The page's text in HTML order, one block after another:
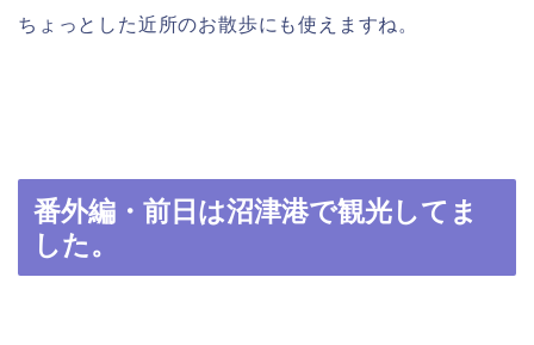
ちょっとした近所のお散歩にも使えますね。
番外編・前日は沼津港で観光してま
した。